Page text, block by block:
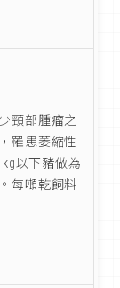
加量
頸部腫瘤之
罹患萎縮性
以下豬做為
每噸乾飼料
kg